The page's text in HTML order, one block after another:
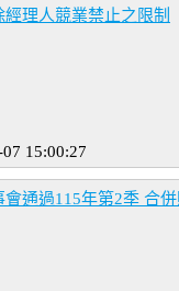
理人競業禁止之限制
15:00:27
通過115年第2季 合